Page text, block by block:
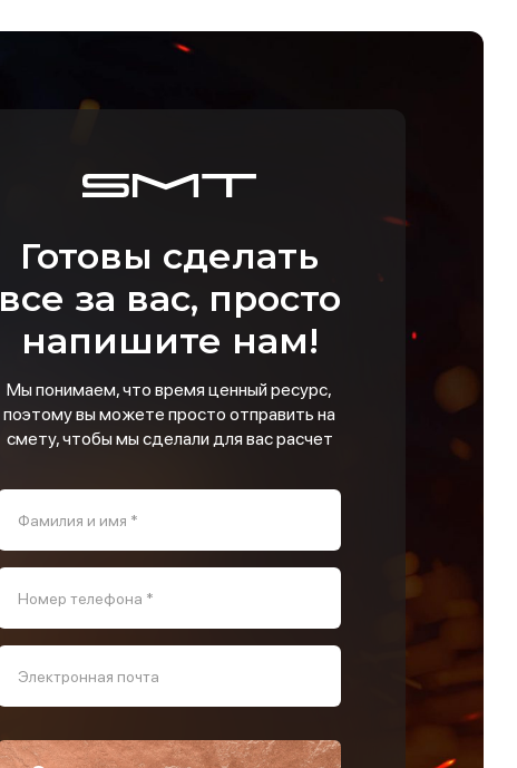
Готовы сделать
все за вас, просто
напишите нам!
Мы понимаем, что время ценный ресурс,
поэтому вы можете просто отправить на
смету, чтобы мы сделали для вас расчет
Фамилия и имя *
Номер телефона *
Электронная почта